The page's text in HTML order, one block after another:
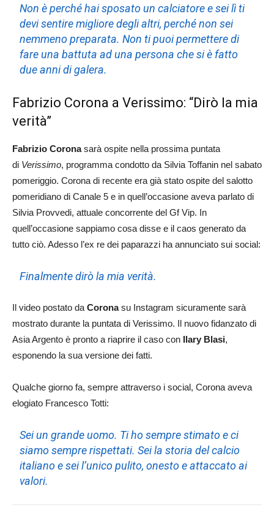
Non è perché hai sposato un calciatore e sei lì ti
devi sentire migliore degli altri, perché non sei
nemmeno preparata. Non ti puoi permettere di
fare una battuta ad una persona che si è fatto
due anni di galera.
Fabrizio Corona a Verissimo: “Dirò la mia
verità”
Fabrizio Coronasarà ospite nella prossima puntata
di Verissimo, programma condotto da Silvia Toffanin nel sabato
pomeriggio. Corona di recente era già stato ospite del salotto
pomeridiano di Canale 5 e in quell’occasione aveva parlato di
Silvia Provvedi, attuale concorrente del Gf Vip. In
quell’occasione sappiamo cosa disse e il caos generato da
tutto ciò. Adesso l’ex re dei paparazzi ha annunciato sui social:
Finalmente dirò la mia verità.
Il video postato da Coronasu Instagram sicuramente sarà
mostrato durante la puntata di Verissimo. Il nuovo fidanzato di
Asia Argento è pronto a riaprire il caso con Ilary Blasi,
esponendo la sua versione dei fatti.
Qualche giorno fa, sempre attraverso i social, Corona aveva
elogiato Francesco Totti:
Sei un grande uomo. Ti ho sempre stimato e ci
siamo sempre rispettati. Sei la storia del calcio
italiano e sei l’unico pulito, onesto e attaccato ai
valori.